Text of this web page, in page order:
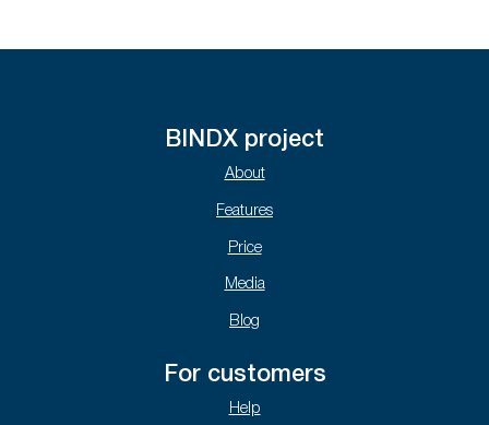
BINDX project
About
Features
Price
Media
Blog
For customers
Help